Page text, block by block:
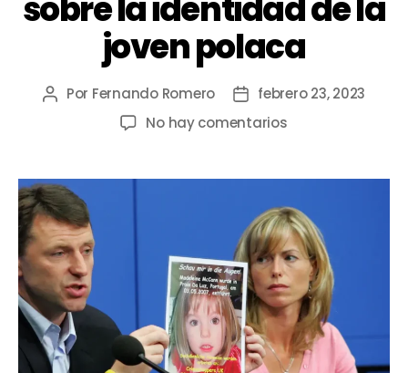
sobre la identidad de la
joven polaca
Por Fernando Romero
febrero 23, 2023
No hay comentarios